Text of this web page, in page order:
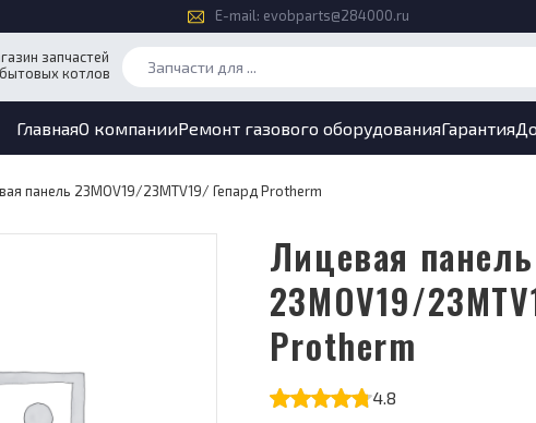
E-mail: evobparts@284000.ru
запчастей
котлов
ГлавнаяО компанииРемонт газового оборудованияГарантия
панель 23MOV19/23MTV19/ Гепард Protherm
Лицевая панель
23MOV19/
Protherm
4.8